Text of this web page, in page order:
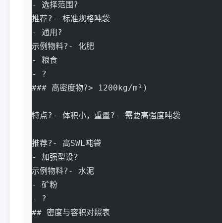
- 选择范围?
推荐?- 标准规格吨袋
- 通用?
示例物料?- 化肥
- 粮食
- ?
### 高密度物?> 1200kg/m³)
特点?- 体积小，重量?- 需要高强度吨袋
推荐?- 高SWL吨袋
- 加强型设?
示例物料?- 水泥
- 矿粉
- ?
## 密度与容积对照表